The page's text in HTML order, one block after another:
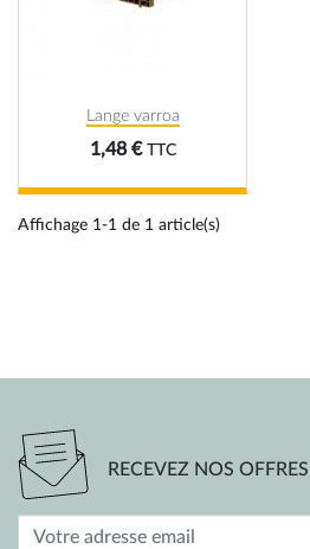
Lange varroa
Prix
1,48 € TTC
Affichage 1-1 de 1 article(s)
RECEVEZ NOS